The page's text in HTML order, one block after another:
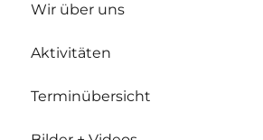
Wir über uns
Aktivitäten
Terminübersicht